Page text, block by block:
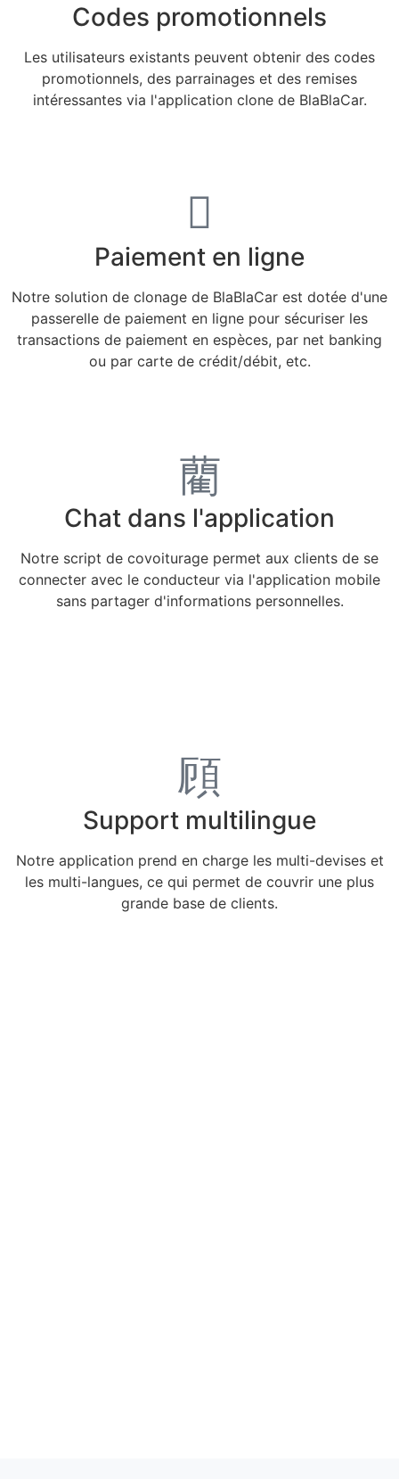
Codes promotionnels
Les utilisateurs existants peuvent obtenir des codes
promotionnels, des parrainages et des remises
intéressantes via l'application clone de BlaBlaCar.
Paiement en ligne
Notre solution de clonage de BlaBlaCar est dotée d'une
passerelle de paiement en ligne pour sécuriser les
transactions de paiement en espèces, par net banking
ou par carte de crédit/débit, etc.
Chat dans l'application
Notre script de covoiturage permet aux clients de se
connecter avec le conducteur via l'application mobile
sans partager d'informations personnelles.
Support multilingue
Notre application prend en charge les multi-devises et
les multi-langues, ce qui permet de couvrir une plus
grande base de clients.